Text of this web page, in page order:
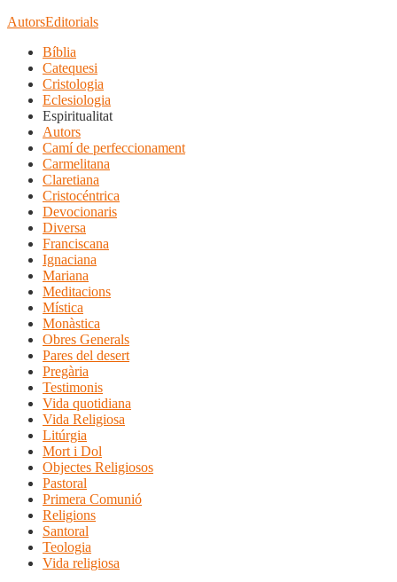
AutorsEditorials
Bíblia
Catequesi
Cristologia
Eclesiologia
Espiritualitat
Autors
Camí de perfeccionament
Carmelitana
Claretiana
Cristocéntrica
Devocionaris
Diversa
Franciscana
Ignaciana
Mariana
Meditacions
Mística
Monàstica
Obres Generals
Pares del desert
Pregària
Testimonis
Vida quotidiana
Vida Religiosa
Litúrgia
Mort i Dol
Objectes Religiosos
Pastoral
Primera Comunió
Religions
Santoral
Teologia
Vida religiosa